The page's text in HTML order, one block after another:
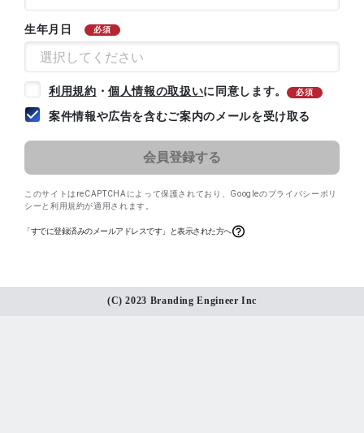
生年月日 必須
利用規約 ・個人情報の取扱いに同意します。 必須
案件情報や広告を含むご案内のメールを受け取る
このサイトはreCAPTCHAによって保護されており、 Googleのプライバシーポリ
シー と 利用規約が適用されます。
「すでに登録済みのメールアドレスです」と表示された方へ
(C) 2023 Branding Engineer Inc